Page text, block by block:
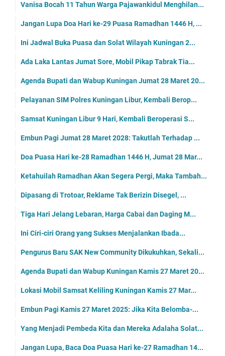
Vanisa Bocah 11 Tahun Warga Pajawankidul Menghilan...
Jangan Lupa Doa Hari ke-29 Puasa Ramadhan 1446 H, ...
Ini Jadwal Buka Puasa dan Solat Wilayah Kuningan 2...
Ada Laka Lantas Jumat Sore, Mobil Pikap Tabrak Tia...
Agenda Bupati dan Wabup Kuningan Jumat 28 Maret 20...
Pelayanan SIM Polres Kuningan Libur, Kembali Berop...
Samsat Kuningan Libur 9 Hari, Kembali Beroperasi S...
Embun Pagi Jumat 28 Maret 2028: Takutlah Terhadap ...
Doa Puasa Hari ke-28 Ramadhan 1446 H, Jumat 28 Mar...
Ketahuilah Ramadhan Akan Segera Pergi, Maka Tambah...
Dipasang di Trotoar, Reklame Tak Berizin Disegel, ...
Tiga Hari Jelang Lebaran, Harga Cabai dan Daging M...
Ini Ciri-ciri Orang yang Sukses Menjalankan Ibada...
Pengurus Baru SAK New Community Dikukuhkan, Sekali...
Agenda Bupati dan Wabup Kuningan Kamis 27 Maret 20...
Lokasi Mobil Samsat Keliling Kuningan Kamis 27 Mar...
Embun Pagi Kamis 27 Maret 2025: Jika Kita Belomba-...
Yang Menjadi Pembeda Kita dan Mereka Adalaha Solat...
Jangan Lupa, Baca Doa Puasa Hari ke-27 Ramadhan 14...